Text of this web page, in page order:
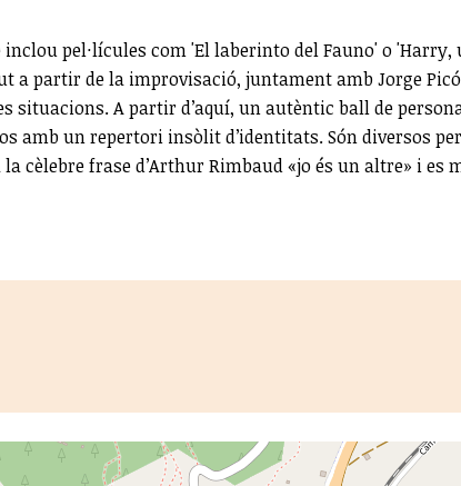
pel·lícules com 'El laberinto del Fauno' o
a partir de la improvisació, juntament amb Jorge
A partir d’aquí, un autèntic ball de
un repertori insòlit d’identitats. Són diversos
cèlebre frase d’Arthur Rimbaud «jo és un altre» i es